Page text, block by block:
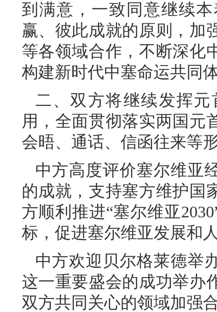
到满意，一致同意继续
赢、彼此成就的原则，加
等各领域合作，不断深化
构建新时代中塞命运共同
二、双方将继续发挥
用，全面贯彻落实两国元
会晤、通话、信函往来等
中方高度评价塞尔维亚
的成就，支持塞方维护国
方顺利推进“塞尔维亚
标，促进塞尔维亚发展和
中方欢迎贝尔格莱德举
这一重要盛会的成功举办
双方共同关心的领域加强